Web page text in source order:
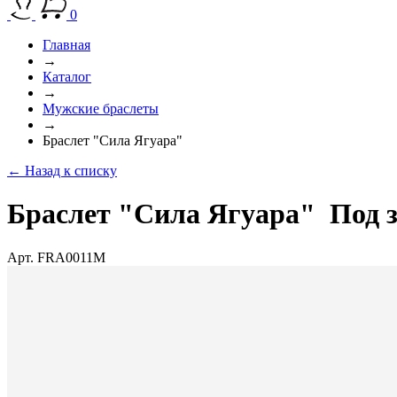
0
Главная
→
Каталог
→
Мужские браслеты
→
Браслет "Сила Ягуара"
← Назад к списку
Браслет "Сила Ягуара" Под
Арт. FRA0011M